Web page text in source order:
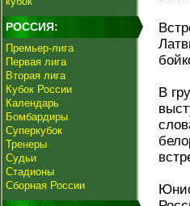
РОССИЯ:
Премьер-лига
Первая лига
Вторая лига
Кубок России
Календарь
Бомбардиры
Суперкубок
Тренеры
Судьи
Стадионы
Сборная России
В